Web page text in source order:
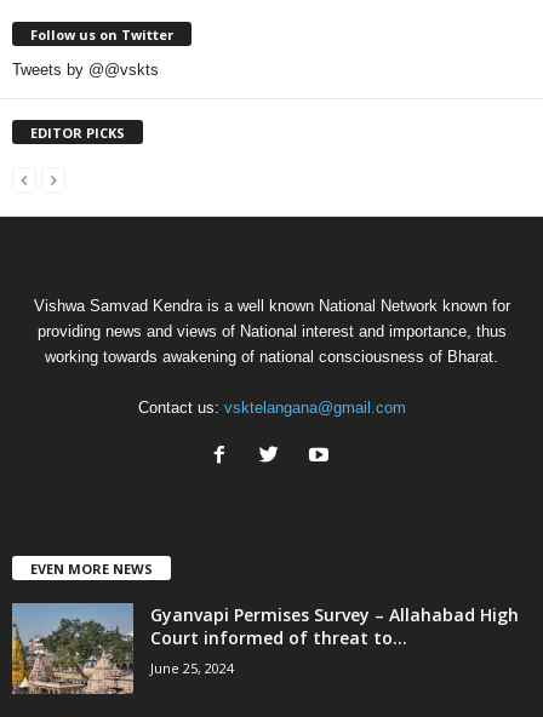
Follow us on Twitter
Tweets by @@vskts
EDITOR PICKS
Vishwa Samvad Kendra is a well known National Network known for
providing news and views of National interest and importance, thus
working towards awakening of national consciousness of Bharat.
Contact us: vsktelangana@gmail.com
EVEN MORE NEWS
Gyanvapi Permises Survey – Allahabad High
Court informed of threat to...
June 25, 2024